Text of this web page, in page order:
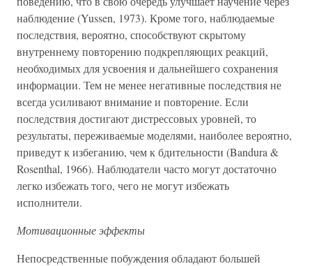
наблюдение (Yussen, 1973). Кроме того, наблюдаемые
последствия, вероятно, способствуют скрытому
внутреннему повторению подкрепляющих реакций,
необходимых для усвоения и дальнейшего сохранения
информации. Тем не менее негативные последствия не
всегда усиливают внимание и повторение. Если
последствия достигают дистрессовых уровней, то
результаты, переживаемые моделями, наиболее вероятно,
приведут к избеганию, чем к бдительности (Bandura &
Rosenthal, 1966). Наблюдатели часто могут достаточно
легко избежать того, чего не могут избежать
исполнители.
Мотивационные эффекты
Непосредственные побуждения обладают большей